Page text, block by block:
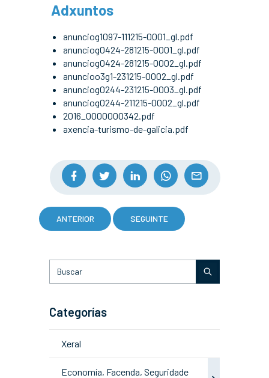
Adxuntos
anunciog1097-111215-0001_gl.pdf
anunciog0424-281215-0001_gl.pdf
anunciog0424-281215-0002_gl.pdf
anuncioo3g1-231215-0002_gl.pdf
anunciog0244-231215-0003_gl.pdf
anunciog0244-211215-0002_gl.pdf
2016_0000000342.pdf
axencia-turismo-de-galicia.pdf
ANTERIOR SEGUINTE
Categorías
Xeral
Economía, Facenda, Seguridade